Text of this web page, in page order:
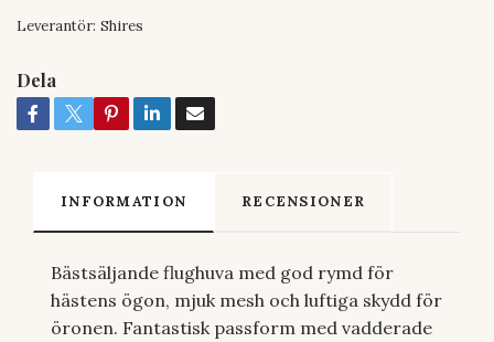
Leverantör: Shires
Dela
INFORMATION RECENSIONER
Bästsäljande flughuva med god rymd för
hästens ögon, mjuk mesh och luftiga skydd för
öronen. Fantastisk passform med vadderade